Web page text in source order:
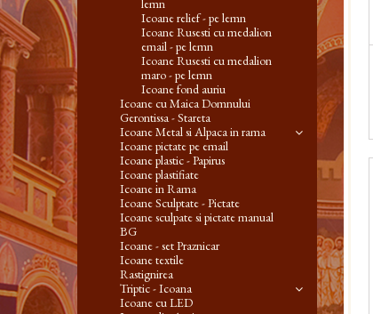
lemn
Icoane relief - pe lemn
Icoane Rusesti cu medalion
email - pe lemn
Icoane Rusesti cu medalion
maro - pe lemn
Icoane fond auriu
Icoane cu Maica Domnului
Gerontissa - Stareta
Icoane Metal si Alpaca in rama
Icoane pictate pe email
Icoane plastic - Papirus
Icoane plastifiate
Icoane in Rama
Icoane Sculptate - Pictate
Icoane sculpate si pictate manual
BG
Icoane - set Praznicar
Icoane textile
Rastignirea
Triptic - Icoana
Icoane cu LED